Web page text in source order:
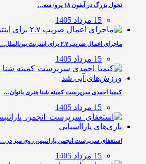
تحول بزرگ در آیفون ۱۸ پرو/ سه…
15 مرداد 1405
ماجرای اعمال ضریب ۲.۷ برای اینترنت بین‌الملل…
15 مرداد 1405
کیمیا احمدی سرپرست کمیته شنا هنری بانوان…
15 مرداد 1405
استعفای سرپرست انجمن پاراتنیس روی میز در…
15 مرداد 1405